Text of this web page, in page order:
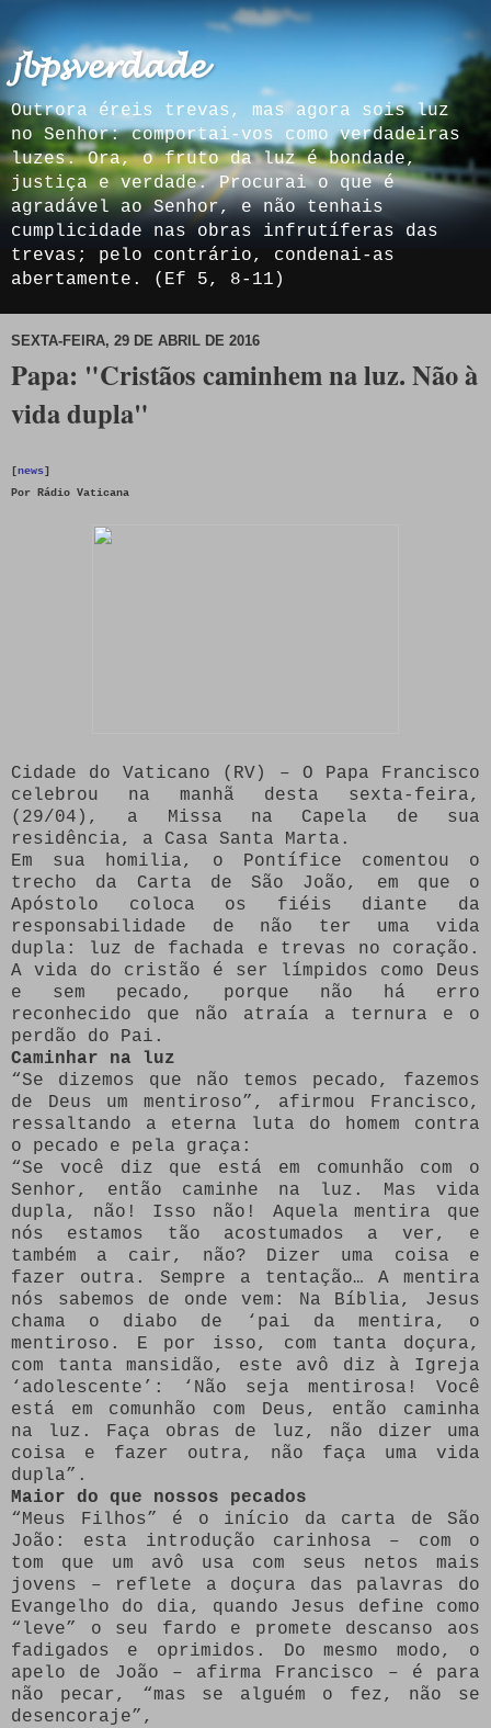
𝓳𝓫𝓹𝓼𝓿𝓮𝓻𝓭𝓪𝓭𝓮
Outrora éreis trevas, mas agora sois luz
no Senhor: comportai-vos como verdadeiras
luzes. Ora, o fruto da luz é bondade,
justiça e verdade. Procurai o que é
agradável ao Senhor, e não tenhais
cumplicidade nas obras infrutíferas das
trevas; pelo contrário, condenai-as
abertamente. (Ef 5, 8-11)
SEXTA-FEIRA, 29 DE ABRIL DE 2016
Papa: "Cristãos caminhem na luz. Não à
vida dupla"
[news]
Por Rádio Vaticana
Cidade do Vaticano (RV) – O Papa Francisco
celebrou na manhã desta sexta-feira,
(29/04), a Missa na Capela de sua
residência, a Casa Santa Marta.
Em sua homilia, o Pontífice comentou o
trecho da Carta de São João, em que o
Apóstolo coloca os fiéis diante da
responsabilidade de não ter uma vida
dupla: luz de fachada e trevas no coração.
A vida do cristão é ser límpidos como Deus
e sem pecado, porque não há erro
reconhecido que não atraía a ternura e o
perdão do Pai.
Caminhar na luz
“Se dizemos que não temos pecado, fazemos
de Deus um mentiroso”, afirmou Francisco,
ressaltando a eterna luta do homem contra
o pecado e pela graça:
“Se você diz que está em comunhão com o
Senhor, então caminhe na luz. Mas vida
dupla, não! Isso não! Aquela mentira que
nós estamos tão acostumados a ver, e
também a cair, não? Dizer uma coisa e
fazer outra. Sempre a tentação… A mentira
nós sabemos de onde vem: Na Bíblia, Jesus
chama o diabo de ‘pai da mentira, o
mentiroso. E por isso, com tanta doçura,
com tanta mansidão, este avô diz à Igreja
‘adolescente’: ‘Não seja mentirosa! Você
está em comunhão com Deus, então caminha
na luz. Faça obras de luz, não dizer uma
coisa e fazer outra, não faça uma vida
dupla”.
Maior do que nossos pecados
“Meus Filhos” é o início da carta de São
João: esta introdução carinhosa – com o
tom que um avô usa com seus netos mais
jovens – reflete a doçura das palavras do
Evangelho do dia, quando Jesus define como
“leve” o seu fardo e promete descanso aos
fadigados e oprimidos. Do mesmo modo, o
apelo de João – afirma Francisco – é para
não pecar, “mas se alguém o fez, não se
desencoraje”,